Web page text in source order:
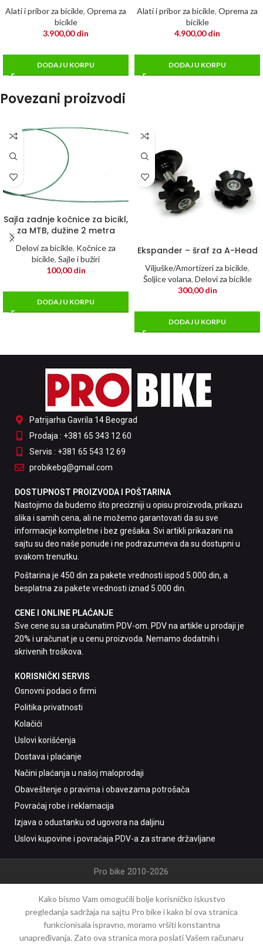
Alati i pribor za bicikle, Oprema za
bicikle
3.900,00din
DODAJ U KORPU
Alati i pribor za bicikle, Oprema za
bicikle
4.900,00din
DODAJ U KORPU
Povezani proizvodi
Sajla zadnje kočnice za bicikl,
za MTB, dužine 2 metra
Delovi za bicikle, Kočnice za
bicikle, Sajle i bužiri
100,00din
DODAJ U KORPU
Ekspander – šraf za A-Head
Viljuške/Amortizeri za bicikle,
Šoljice volana, Delovi za bicikle
300,00din
DODAJ U KORPU
Patrijarha Gavrila 14 Beograd
Prodaja : +381 65 343 12 60
Servis : +381 65 543 12 69
probikebg@gmail.com
DOSTUPNOST PROIZVODA I POŠTARINA
Nastojimo da budemo što precizniji u opisu proizvoda, prikazu
slika i samih cena, ali ne možemo garantovati da su sve
informacije kompletne i bez grešaka. Svi artikli prikazani na
sajtu su deo naše ponude i ne podrazumeva da su dostupni u
svakom trenutku.
Poštarina je 450 din za pakete vrednosti ispod 5.000 din, a
besplatna za pakete vrednosti iznad 5.000 din.
CENE I ONLINE PLAĆANJE
Sve cene su sa uračunatim PDV-om. PDV na artikle u prodaji je
20% i uračunat je u cenu proizvoda. Nemamo dodatnih i
skrivenih troškova.
KORISNIČKI SERVIS
Osnovni podaci o firmi
Politika privatnosti
Kolačići
Uslovi korišćenja
Dostava i plaćanje
Načini plaćanja u našoj maloprodaji
Obaveštenje o pravima i obavezama potrošača
Povraćaj robe i reklamacija
Izjava o odustanku od ugovora na daljinu
Uslovi kupovine i povraćaja PDV-a za strane državljane
Pro bike 2010-2026
Kako bismo Vam omogućili bolje korisničko iskustvo
pregledanja sadržaja na sajtu Pro bike i kako bi ova stranica
funkcionisala ispravno, moramo vršiti konstantna
unapređivanja. Zato ova stranica mora poslati Vašem računaru